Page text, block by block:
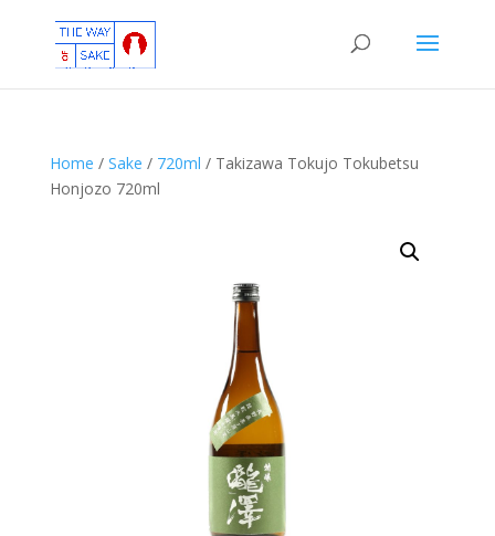
Home / Sake / 720ml / Takizawa Tokujo Tokubetsu
Honjozo 720ml